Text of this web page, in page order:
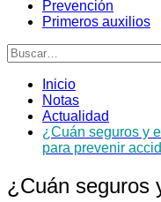
Prevención
Primeros auxilios
Inicio
Notas
Actualidad
¿Cuán seguros y
para prevenir
¿Cuán seguros